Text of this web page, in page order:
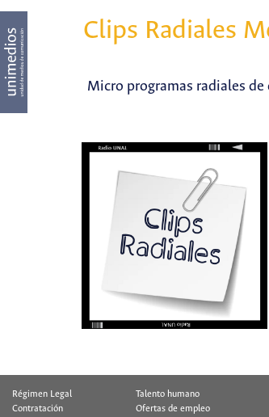
Clips Radiales
Micro programas radiales
Régimen Legal
Talento humano
Contratación
Ofertas de empleo